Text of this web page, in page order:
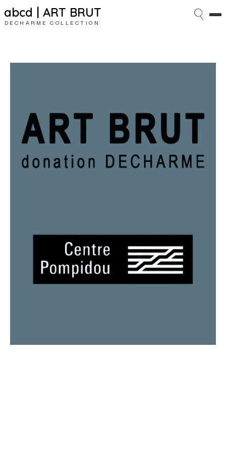
abcd | ART BRUT
DECHARME COLLECTION